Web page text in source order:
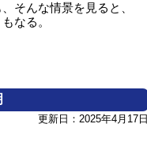
そんな情景を見ると、
なる。
更新日：2025年4月17日